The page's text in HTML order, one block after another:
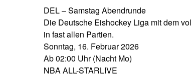
DEL – Samstag Abendrunde
Die Deutsche Eishockey Liga mit dem
in fast allen Partien.
Sonntag, 16. Februar 2026
Ab 02:00 Uhr (Nacht Mo)
NBA ALL-STARLIVE